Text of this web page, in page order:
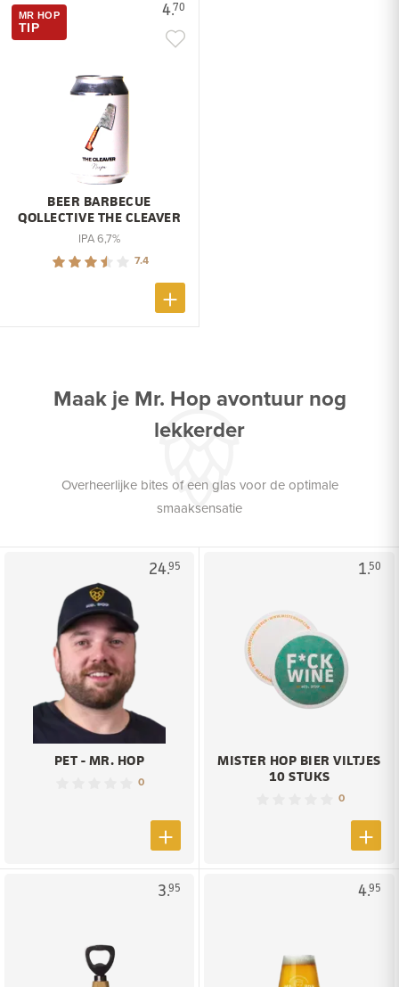
4.70
MR HOP
TIP
BEER BARBECUE
QOLLECTIVE THE CLEAVER
IPA 6,7%
7.4
Maak je Mr. Hop avontuur nog
lekkerder
Overheerlijke bites of een glas voor de optimale
smaaksensatie
24.95
PET - MR. HOP
0
1.50
MISTER HOP BIER VILTJES
10 STUKS
0
3.95 4.95